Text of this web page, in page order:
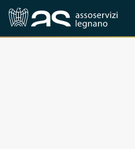
Corsi Sicurezza